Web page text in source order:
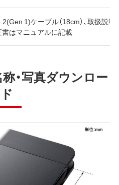
1)ケーブル（18cm）、取扱説明
はマニュアルに記載
称・写真ダウンロー
ド